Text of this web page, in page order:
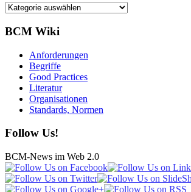
Kategorien
BCM Wiki
Anforderungen
Begriffe
Good Practices
Literatur
Organisationen
Standards, Normen
Follow Us!
BCM-News im Web 2.0